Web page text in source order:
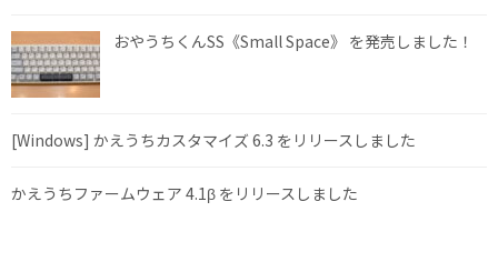
おやうちくんSS《Small Space》 を発売しました！
[Windows] かえうちカスタマイズ 6.3 をリリースしました
かえうちファームウェア 4.1β をリリースしました